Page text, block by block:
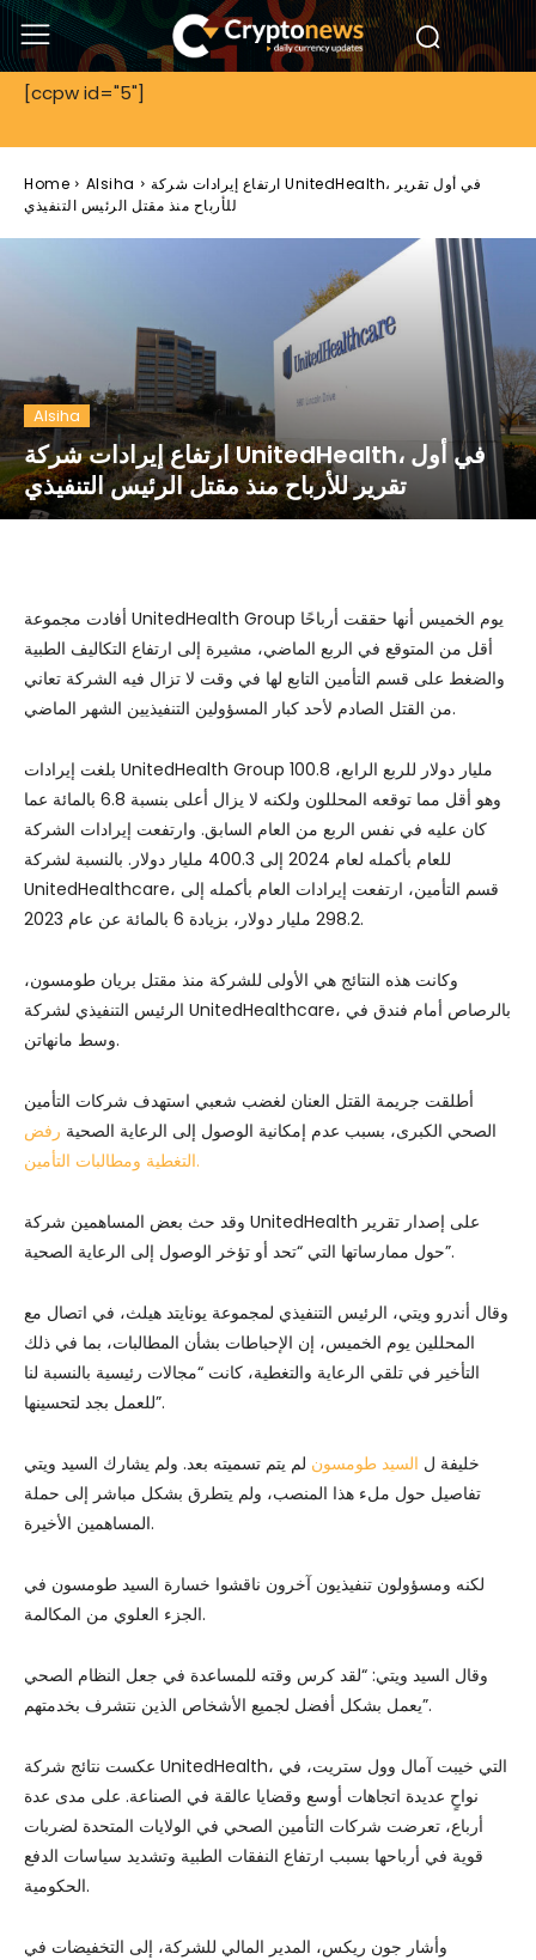
[ccpw id="5"]
Home Alsiha
ارتفاع إيرادات شركة UnitedHealth، في أول تقرير
للأرباح منذ مقتل الرئيس التنفيذي
Alsiha
ارتفاع إيرادات شركة UnitedHealth، في أول
تقرير للأرباح منذ مقتل الرئيس التنفيذي
أفادت مجموعة UnitedHealth Group يوم الخميس أنها حققت أرباحًا
أقل من المتوقع في الربع الماضي، مشيرة إلى ارتفاع التكاليف الطبية
والضغط على قسم التأمين التابع لها في وقت لا تزال فيه الشركة تعاني
من القتل الصادم لأحد كبار المسؤولين التنفيذيين الشهر الماضي.
بلغت إيرادات UnitedHealth Group 100.8 مليار دولار للربع الرابع،
وهو أقل مما توقعه المحللون ولكنه لا يزال أعلى بنسبة 6.8 بالمائة عما
كان عليه في نفس الربع من العام السابق. وارتفعت إيرادات الشركة
للعام بأكمله لعام 2024 إلى 400.3 مليار دولار. بالنسبة لشركة
UnitedHealthcare، قسم التأمين، ارتفعت إيرادات العام بأكمله إلى
298.2 مليار دولار، بزيادة 6 بالمائة عن عام 2023.
وكانت هذه النتائج هي الأولى للشركة منذ مقتل بريان طومسون،
الرئيس التنفيذي لشركة UnitedHealthcare، بالرصاص أمام فندق في
وسط مانهاتن.
أطلقت جريمة القتل العنان لغضب شعبي استهدف شركات التأمين
الصحي الكبرى، بسبب عدم إمكانية الوصول إلى الرعاية الصحية رفض
التغطية ومطالبات التأمين.
وقد حث بعض المساهمين شركة UnitedHealth على إصدار تقرير
حول ممارساتها التي “تحد أو تؤخر الوصول إلى الرعاية الصحية”.
وقال أندرو ويتي، الرئيس التنفيذي لمجموعة يونايتد هيلث، في اتصال مع
المحللين يوم الخميس، إن الإحباطات بشأن المطالبات، بما في ذلك
التأخير في تلقي الرعاية والتغطية، كانت “مجالات رئيسية بالنسبة لنا
للعمل بجد لتحسينها”.
خليفة ل السيد طومسون لم يتم تسميته بعد. ولم يشارك السيد ويتي
تفاصيل حول ملء هذا المنصب، ولم يتطرق بشكل مباشر إلى حملة
المساهمين الأخيرة.
لكنه ومسؤولون تنفيذيون آخرون ناقشوا خسارة السيد طومسون في
الجزء العلوي من المكالمة.
وقال السيد ويتي: “لقد كرس وقته للمساعدة في جعل النظام الصحي
يعمل بشكل أفضل لجميع الأشخاص الذين نتشرف بخدمتهم”.
عكست نتائج شركة UnitedHealth، التي خيبت آمال وول ستريت، في
نواحٍ عديدة اتجاهات أوسع وقضايا عالقة في الصناعة. على مدى عدة
أرباع، تعرضت شركات التأمين الصحي في الولايات المتحدة لضربات
قوية في أرباحها بسبب ارتفاع النفقات الطبية وتشديد سياسات الدفع
الحكومية.
وأشار جون ريكس، المدير المالي للشركة، إلى التخفيضات في